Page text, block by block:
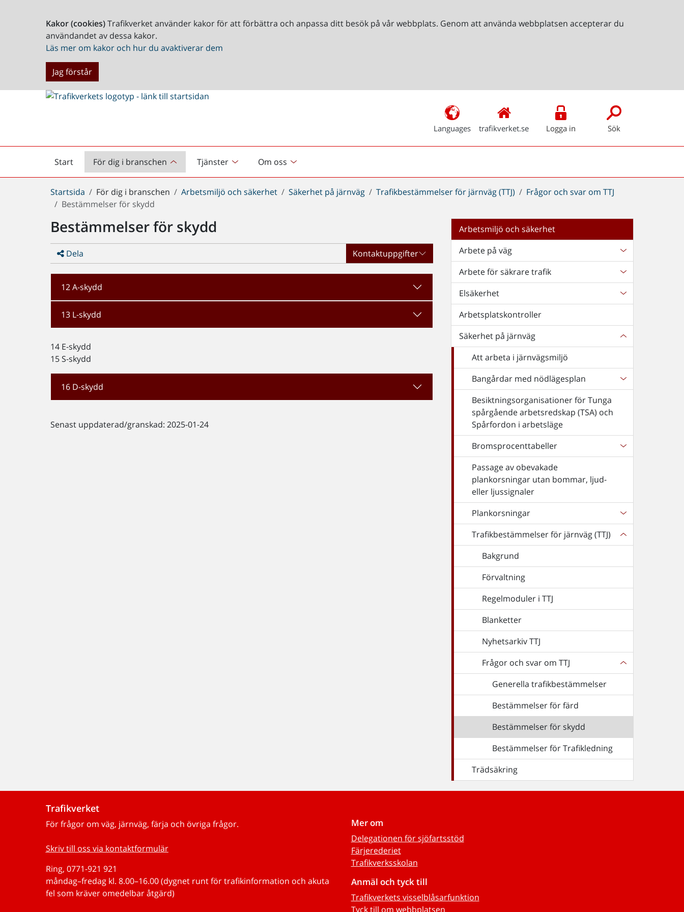
Kakor (cookies)Trafikverket använder kakor för att förbättra och anpassa ditt besök på vår webbplats. Genom att använda webbplatsen accepterar du
användandet av dessa kakor.
Läs mer om kakor och hur du avaktiverar dem
Jag förstår
Languages trafikverket.se Logga in Sök
Start
Startsida För dig i branschen Tjänster Om oss
Du
är
Startsida För dig i branschen Arbetsmiljö och säkerhet Säkerhet på järnväg Trafikbestämmelser för järnväg (TTJ)
Frågor och svar om TTJ
Bestämmelser för skydd
Bestämmelser för skydd
Dela Kontaktuppgifter
12 A-skydd
13 L-skydd
14 E-skydd
15 S-skydd
16 D-skydd
Senast uppdaterad/granskad: 2025-01-24
Arbetsmiljö och säkerhet
Arbete på väg
Arbete för säkrare trafik
Elsäkerhet
Arbetsplatskontroller
Säkerhet på järnväg
Att arbeta i järnvägsmiljö
Bangårdar med nödlägesplan
Besiktningsorganisationer för Tunga
spårgående arbetsredskap (TSA) och
Spårfordon i arbetsläge
Bromsprocenttabeller
Passage av obevakade
plankorsningar utan bommar, ljud-
eller ljussignaler
Plankorsningar
Trafikbestämmelser för järnväg (TTJ)
Bakgrund
Förvaltning
Regelmoduler i TTJ
Blanketter
Nyhetsarkiv TTJ
Frågor och svar om TTJ
Generella trafikbestämmelser
Bestämmelser för färd
Bestämmelser för skydd
Bestämmelser för Trafikledning
Trädsäkring
Trafikverket
För frågor om väg, järnväg, färja och övriga frågor.
Skriv till oss via kontaktformulär
Ring, 0771-921 921
måndag–fredag kl. 8.00–16.00 (dygnet runt för trafikinformation och akuta
fel som kräver omedelbar åtgärd)
Mer om
Delegationen för sjöfartsstöd
Färjerederiet
Trafikverksskolan
Anmäl och tyck till
Trafikverkets visselblåsarfunktion
Tyck till om webbplatsen